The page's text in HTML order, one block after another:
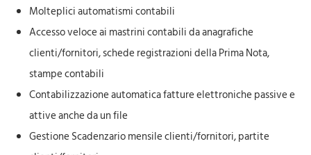
Molteplici automatismi contabili
Accesso veloce ai mastrini contabili da anagrafiche
clienti/fornitori, schede registrazioni della Prima Nota,
stampe contabili
Contabilizzazione automatica fatture elettroniche passive e
attive anche da un file
Gestione Scadenzario mensile clienti/fornitori, partite